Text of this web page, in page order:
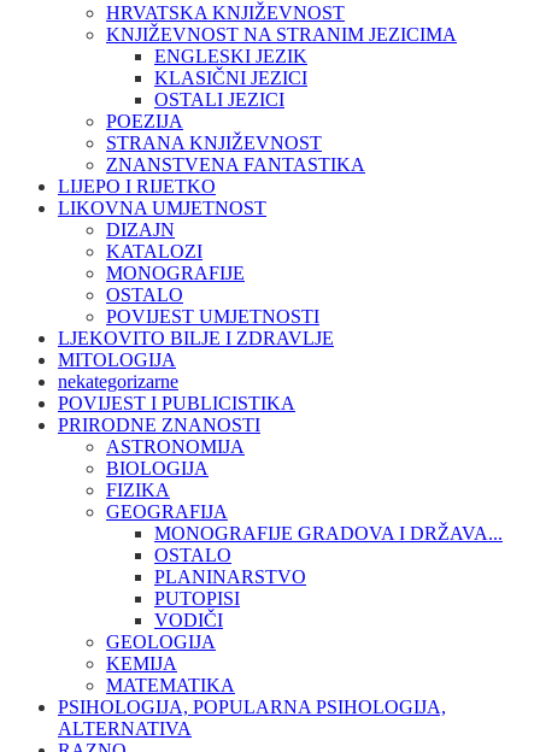
HRVATSKA KNJIŽEVNOST
KNJIŽEVNOST NA STRANIM JEZICIMA
ENGLESKI JEZIK
KLASIČNI JEZICI
OSTALI JEZICI
POEZIJA
STRANA KNJIŽEVNOST
ZNANSTVENA FANTASTIKA
LIJEPO I RIJETKO
LIKOVNA UMJETNOST
DIZAJN
KATALOZI
MONOGRAFIJE
OSTALO
POVIJEST UMJETNOSTI
LJEKOVITO BILJE I ZDRAVLJE
MITOLOGIJA
nekategorizarne
POVIJEST I PUBLICISTIKA
PRIRODNE ZNANOSTI
ASTRONOMIJA
BIOLOGIJA
FIZIKA
GEOGRAFIJA
MONOGRAFIJE GRADOVA I DRŽAVA...
OSTALO
PLANINARSTVO
PUTOPISI
VODIČI
GEOLOGIJA
KEMIJA
MATEMATIKA
PSIHOLOGIJA, POPULARNA PSIHOLOGIJA,
ALTERNATIVA